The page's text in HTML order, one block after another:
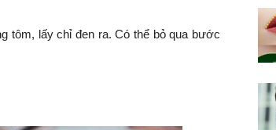
tôm, lấy chỉ đen ra. Có thể bỏ qua bước